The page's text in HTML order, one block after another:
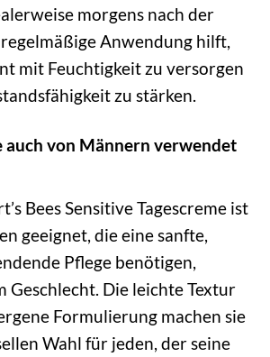
morgens nach der
Anwendung hilft,
mit Feuchtigkeit zu versorgen
zu stärken.
auch von Männern verwendet
Bees Sensitive Tagescreme ist
geeignet, die eine sanfte,
Pflege benötigen,
Geschlecht. Die leichte Textur
Formulierung machen sie
Wahl für jeden, der seine